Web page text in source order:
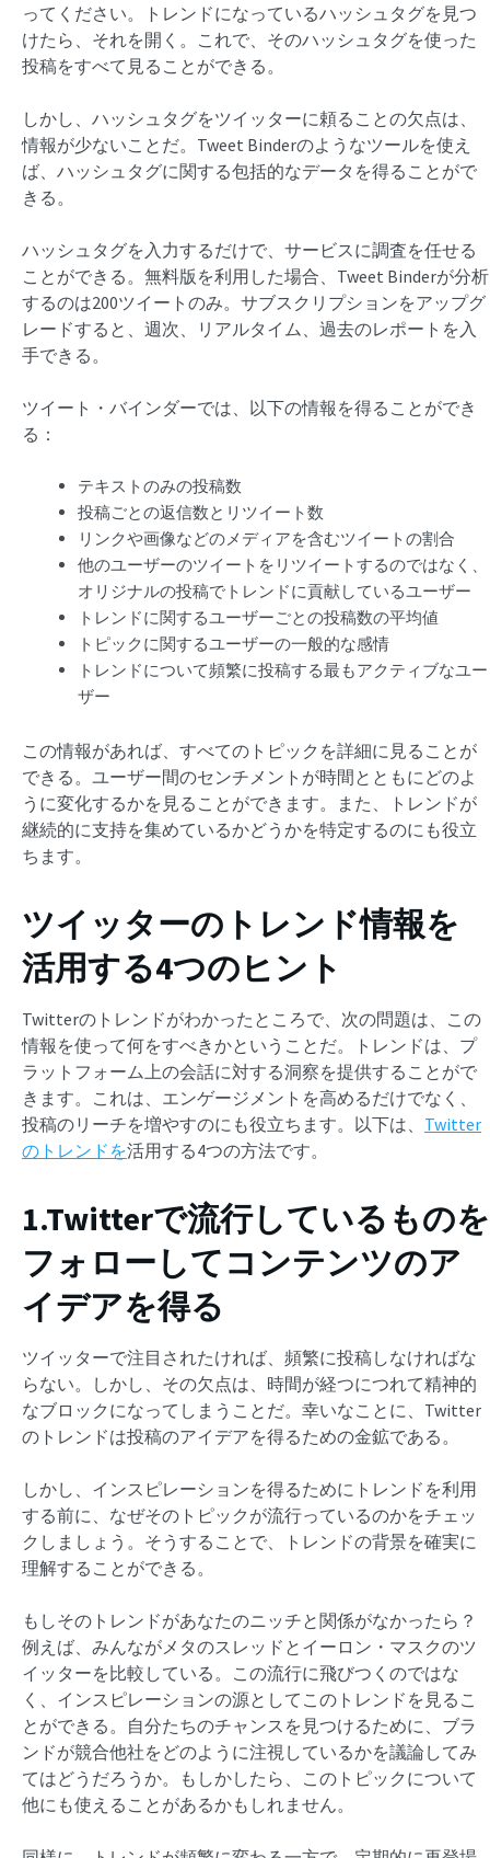
ってください。トレンドになっているハッシュタグを見つ
けたら、それを開く。これで、そのハッシュタグを使った
投稿をすべて見ることができる。
しかし、ハッシュタグをツイッターに頼ることの欠点は、
情報が少ないことだ。Tweet Binderのようなツールを使え
ば、ハッシュタグに関する包括的なデータを得ることがで
きる。
ハッシュタグを入力するだけで、サービスに調査を任せる
ことができる。無料版を利用した場合、Tweet Binderが分析
するのは200ツイートのみ。サブスクリプションをアップグ
レードすると、週次、リアルタイム、過去のレポートを入
手できる。
ツイート・バインダーでは、以下の情報を得ることができ
る：
テキストのみの投稿数
投稿ごとの返信数とリツイート数
リンクや画像などのメディアを含むツイートの割合
他のユーザーのツイートをリツイートするのではなく、
オリジナルの投稿でトレンドに貢献しているユーザー
トレンドに関するユーザーごとの投稿数の平均値
トピックに関するユーザーの一般的な感情
トレンドについて頻繁に投稿する最もアクティブなユー
ザー
この情報があれば、すべてのトピックを詳細に見ることが
できる。ユーザー間のセンチメントが時間とともにどのよ
うに変化するかを見ることができます。また、トレンドが
継続的に支持を集めているかどうかを特定するのにも役立
ちます。
ツイッターのトレンド情報を
活用する4つのヒント
Twitterのトレンドがわかったところで、次の問題は、この
情報を使って何をすべきかということだ。トレンドは、プ
ラットフォーム上の会話に対する洞察を提供することがで
きます。これは、エンゲージメントを高めるだけでなく、
投稿のリーチを増やすのにも役立ちます。以下は、 Twitter
のトレンドを活用する4つの方法です。
1.Twitterで流行しているものを
フォローしてコンテンツのア
イデアを得る
ツイッターで注目されたければ、頻繁に投稿しなければな
らない。しかし、その欠点は、時間が経つにつれて精神的
なブロックになってしまうことだ。幸いなことに、Twitter
のトレンドは投稿のアイデアを得るための金鉱である。
しかし、インスピレーションを得るためにトレンドを利用
する前に、なぜそのトピックが流行っているのかをチェッ
クしましょう。そうすることで、トレンドの背景を確実に
理解することができる。
もしそのトレンドがあなたのニッチと関係がなかったら？
例えば、みんながメタのスレッドとイーロン・マスクのツ
イッターを比較している。この流行に飛びつくのではな
く、インスピレーションの源としてこのトレンドを見るこ
とができる。自分たちのチャンスを見つけるために、ブラ
ンドが競合他社をどのように注視しているかを議論してみ
てはどうだろうか。もしかしたら、このトピックについて
他にも使えることがあるかもしれません。